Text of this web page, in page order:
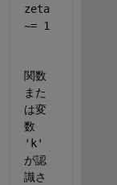
zeta
~= 1
関数
また
は変
数
'k'
が認
識さ